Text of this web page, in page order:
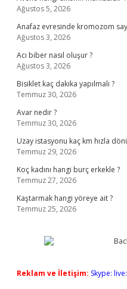
Ağustos 5, 2026
Anafaz evresinde kromozom
Ağustos 3, 2026
Acı biber nasıl oluşur ?
Ağustos 3, 2026
Bisiklet kaç dakika yapılmalı ?
Temmuz 30, 2026
Avar nedir ?
Temmuz 30, 2026
Uzay istasyonu kaç km hızla
Temmuz 29, 2026
Koç kadını hangi burç erkekle ?
Temmuz 27, 2026
Kaştarmak hangi yöreye ait ?
Temmuz 25, 2026
Reklam ve İletişim: Skype: